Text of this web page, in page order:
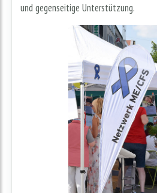
und gegenseitige Unterstützung.